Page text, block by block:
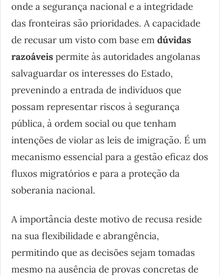
onde a segurança nacional e a integridade
das fronteiras são prioridades. A capacidade
de recusar um visto com base emdúvidas
razoáveis permite às autoridades angolanas
salvaguardar os interesses do Estado,
prevenindo a entrada de indivíduos que
possam representar riscos à segurança
pública, à ordem social ou que tenham
intenções de violar as leis de imigração. É um
mecanismo essencial para a gestão eficaz dos
fluxos migratórios e para a proteção da
soberania nacional.
A importância deste motivo de recusa reside
na sua flexibilidade e abrangência,
permitindo que as decisões sejam tomadas
mesmo na ausência de provas concretas de